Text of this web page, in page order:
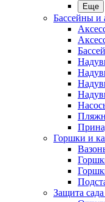
Еще
Бассейны и
Горшки и
Защита сада